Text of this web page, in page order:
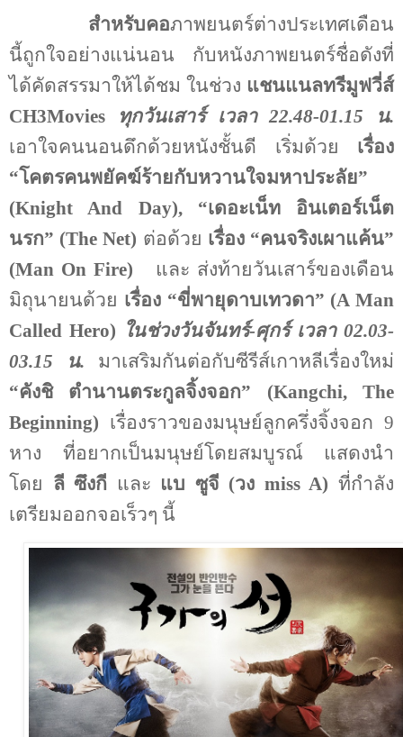
สำหรับคอภาพยนตร์ต่างประเทศเดือน
นี้ถูกใจอย่างแน่นอน กับหนังภาพยนตร์ชื่อดังที่
ได้คัดสรรมาให้ได้ชม ในช่วง แชนแนลทรีมูฟวี่ส์
CH3Movies
ทุกวันเสาร์ เวลา 22.48-01.15 น.
เอาใจคนนอนดึกด้วยหนังชั้นดี เริ่มด้วย เรื่อง
“โคตรคนพยัคฆ์ร้ายกับหวานใจมหาประลัย”
(Knight And Day), “เดอะเน็ท อินเตอร์เน็ต
นรก” (The Net) ต่อด้วย เรื่อง “คนจริงเผาแค้น”
(Man On Fire)
และ ส่งท้ายวันเสาร์ของเดือน
มิถุนายนด้วย เรื่อง “ขี่พายุดาบเทวดา” (A Man
Called Hero) ในช่วงวันจันทร์-ศุกร์ เวลา 02.03-
03.15 น. มาเสริมกันต่อกับซีรีส์เกาหลีเรื่องใหม่
“คังชิ ตำนานตระกูลจิ้งจอก” (Kangchi, The
Beginning) เรื่องราวของมนุษย์ลูกครึ่งจิ้งจอก 9
หาง ที่อยากเป็นมนุษย์โดยสมบูรณ์ แสดงนำ
โดย ลี ซึงกี และ แบ ซูจี (วง miss A) ที่กำลัง
เตรียมออกจอเร็วๆ นี้